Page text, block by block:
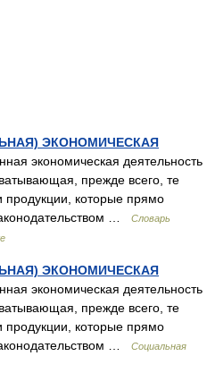
ЭКОНОМИЧЕСКАЯ
экономическая деятельность
прежде всего, те
продукции, которые прямо
…
Словарь
ЭКОНОМИЧЕСКАЯ
экономическая деятельность
прежде всего, те
продукции, которые прямо
…
Социальная